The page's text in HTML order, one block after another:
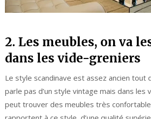
2. Les meubles, on va
dans les vide-greniers
Le style scandinave est assez ancien tout
parle pas d’un style vintage mais dans les
peut trouver des meubles très